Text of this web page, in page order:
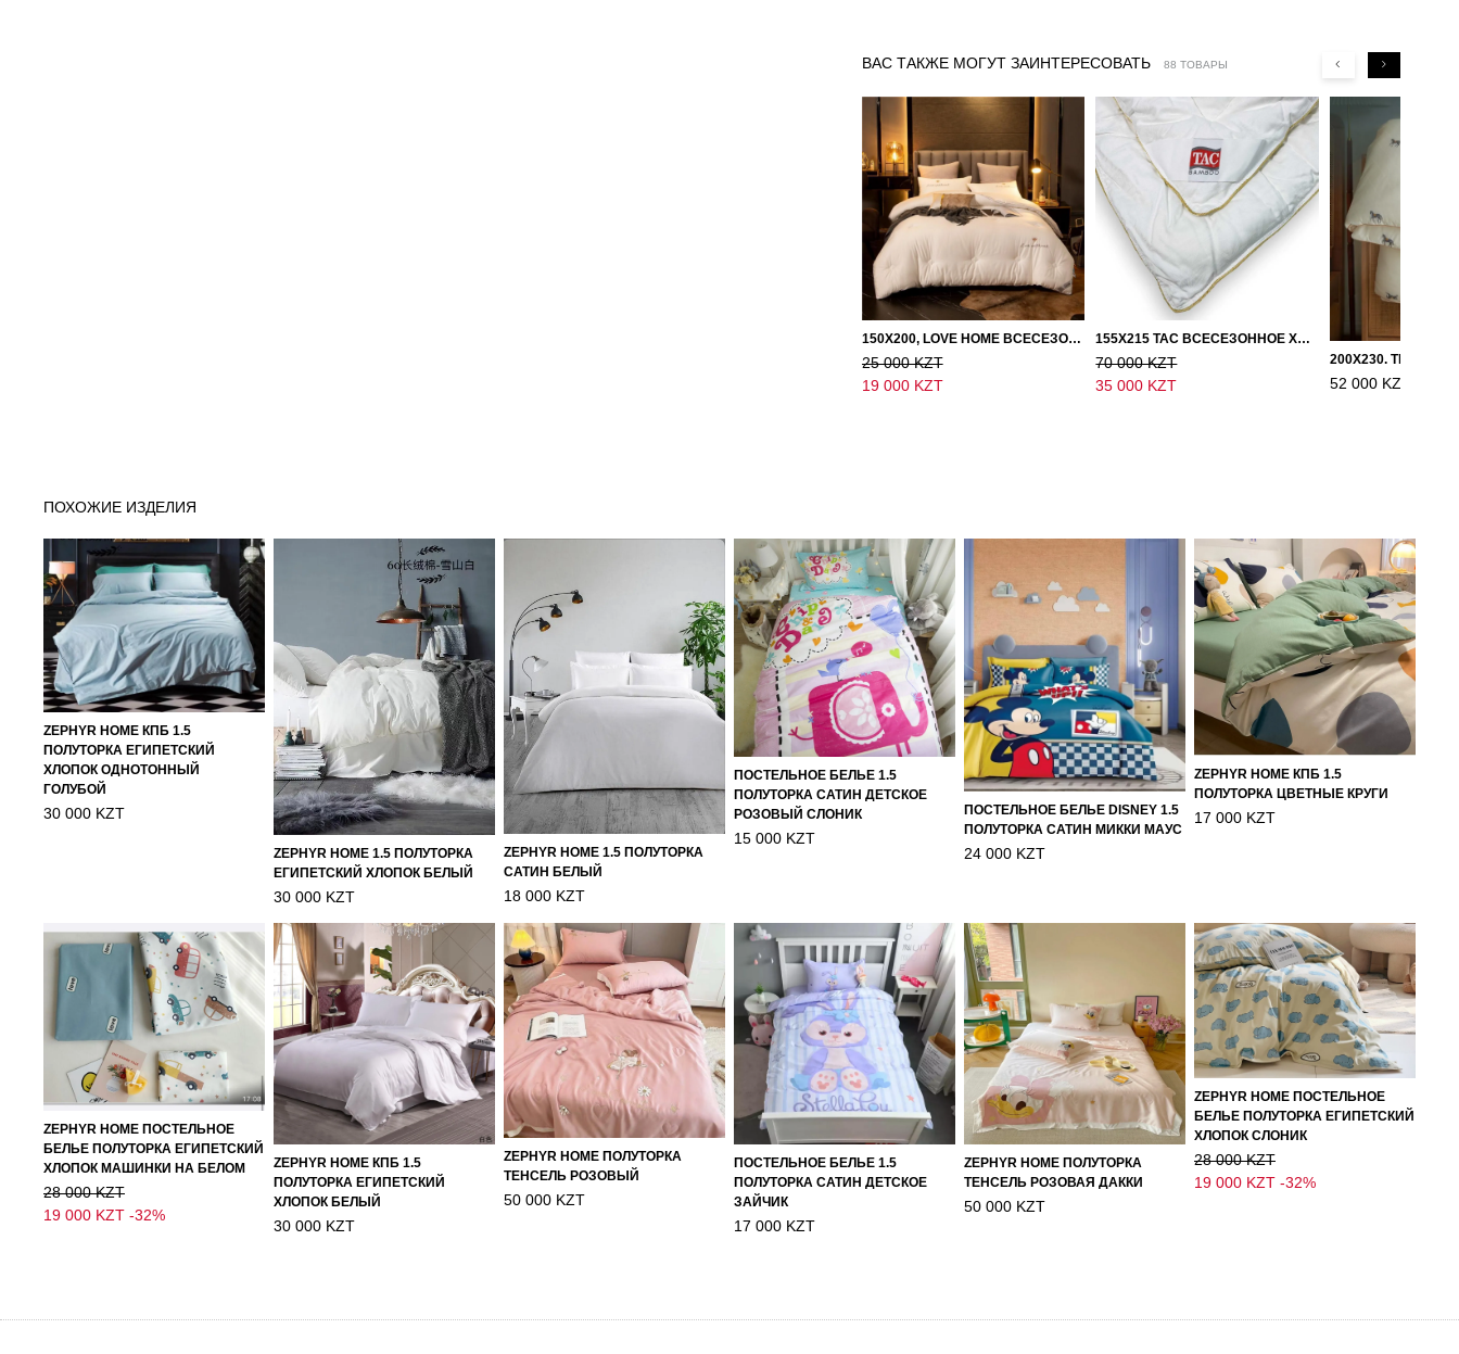
ВАС ТАКЖЕ МОГУТ ЗАИНТЕРЕСОВАТЬ 88 ТОВАРЫ
150Х200, LOVE HOME ВСЕСЕЗОННОЕ ОДЕЯЛО ИЗ ХЛОПКА С НАПОЛНИТЕЛЕМ МИКРОГЕЛЬ
25 000 KZT
19 000 KZT
155Х215 TAC ВСЕСЕЗОННОЕ ХЛОПКОВОЕ ОДЕЯЛО ИЗ БАМБУКОВОГО ВОЛОКНА
70 000 KZT
35 000 KZT
52 000 KZT
ПОХОЖИЕ ИЗДЕЛИЯ
ZEPHYR HOME КПБ 1.5
ПОЛУТОРКА ЕГИПЕТСКИЙ
ХЛОПОК ОДНОТОННЫЙ
ГОЛУБОЙ
30 000 KZT
ZEPHYR HOME 1.5 ПОЛУТОРКА
ЕГИПЕТСКИЙ ХЛОПОК БЕЛЫЙ
30 000 KZT
ZEPHYR HOME 1.5 ПОЛУТОРКА
САТИН БЕЛЫЙ
18 000 KZT
ПОСТЕЛЬНОЕ БЕЛЬЕ 1.5
ПОЛУТОРКА САТИН ДЕТСКОЕ
РОЗОВЫЙ СЛОНИК
15 000 KZT
ПОСТЕЛЬНОЕ БЕЛЬЕ DISNEY 1.5
ПОЛУТОРКА САТИН МИККИ МАУС
24 000 KZT
ZEPHYR HOME КПБ 1.5
ПОЛУТОРКА ЦВЕТНЫЕ КРУГИ
17 000 KZT
ZEPHYR HOME ПОСТЕЛЬНОЕ
БЕЛЬЕ ПОЛУТОРКА ЕГИПЕТСКИЙ
ХЛОПОК МАШИНКИ НА БЕЛОМ
28 000 KZT
19 000 KZT -32%
ZEPHYR HOME КПБ 1.5
ПОЛУТОРКА ЕГИПЕТСКИЙ
ХЛОПОК БЕЛЫЙ
30 000 KZT
ZEPHYR HOME ПОЛУТОРКА
ТЕНСЕЛЬ РОЗОВЫЙ
50 000 KZT
ПОСТЕЛЬНОЕ БЕЛЬЕ 1.5
ПОЛУТОРКА САТИН ДЕТСКОЕ
ЗАЙЧИК
17 000 KZT
ZEPHYR HOME ПОЛУТОРКА
ТЕНСЕЛЬ РОЗОВАЯ ДАККИ
50 000 KZT
ZEPHYR HOME ПОСТЕЛЬНОЕ
БЕЛЬЕ ПОЛУТОРКА ЕГИПЕТСКИЙ
ХЛОПОК СЛОНИК
28 000 KZT
19 000 KZT -32%